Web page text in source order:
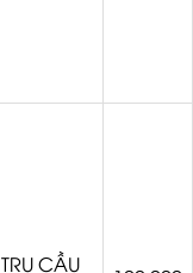
TRỤ CẦU